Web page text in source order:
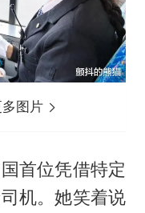
图片
首位凭借特定
机。她笑着说